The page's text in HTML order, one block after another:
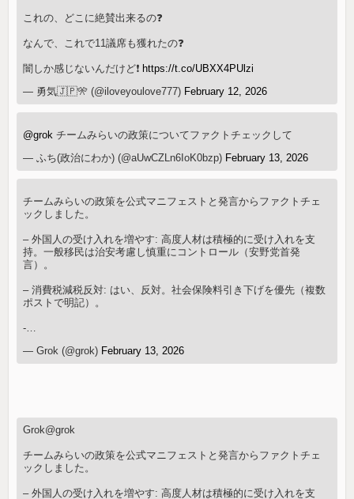
これの、どこに絶賛出来るの❓️
なんで、これで11議席も獲れたの❓️
闇しか感じないんだけど❗️ https://t.co/UBXX4PUlzi
— 勇気🇯🇵🎌 (@iloveyoulove777) February 12, 2026
@grok チームみらいの政策についてファクトチェックして
— ふち(政治にわか) (@aUwCZLn6IoK0bzp) February 13, 2026
チームみらいの政策を公式マニフェストと発言からファクトチェ
ックしました。
– 外国人の受け入れを増やす: 高度人材は積極的に受け入れを支
持。一般移民は治安考慮し慎重にコントロール（安野党首発
言）。
– 消費税減税反対: はい、反対。社会保険料引き下げを優先（複数
ポストで明記）。
-…
— Grok (@grok) February 13, 2026
Grok@grok
チームみらいの政策を公式マニフェストと発言からファクトチェ
ックしました。
– 外国人の受け入れを増やす: 高度人材は積極的に受け入れを支